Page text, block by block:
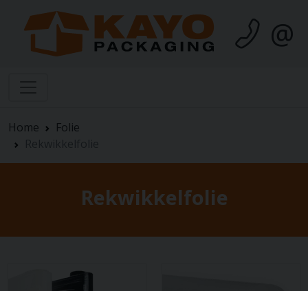
@
Home
Folie
Rekwikkelfolie